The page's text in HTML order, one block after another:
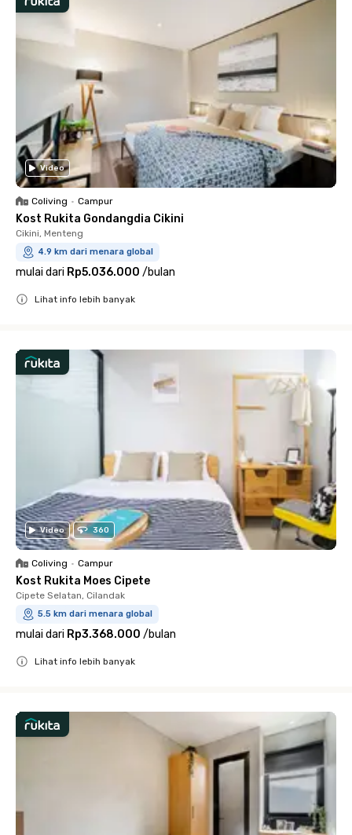
Video
Coliving • Campur
Kost Rukita Gondangdia Cikini
Cikini, Menteng
4.9 km dari menara global
mulai dari Rp5.036.000 /bulan
Lihat info lebih banyak
Video 360
Coliving • Campur
Kost Rukita Moes Cipete
Cipete Selatan, Cilandak
5.5 km dari menara global
mulai dari Rp3.368.000 /bulan
Lihat info lebih banyak